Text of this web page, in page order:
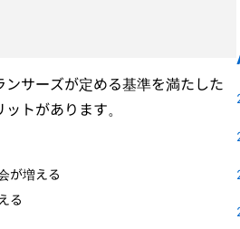
サーズが定める基準を満たした
トがあります。
が増える
る